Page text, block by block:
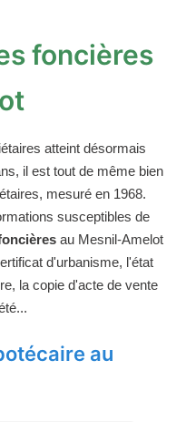
foncières
atteint désormais
il est tout de même bien
mesuré en 1968.
susceptibles de
au Mesnil-Amelot
d'urbanisme, l'état
la copie d'acte de vente
au